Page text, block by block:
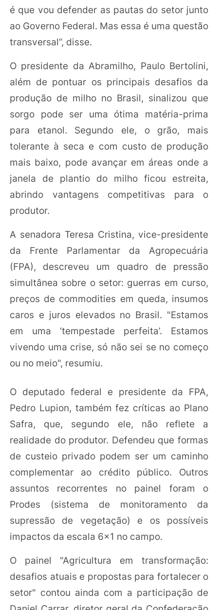
é que vou defender as pautas do setor junto
ao Governo Federal. Mas essa é uma questão
transversal”, disse.
O presidente da Abramilho, Paulo Bertolini,
além de pontuar os principais desafios da
produção de milho no Brasil, sinalizou que
sorgo pode ser uma ótima matéria-prima
para etanol. Segundo ele, o grão, mais
tolerante à seca e com custo de produção
mais baixo, pode avançar em áreas onde a
janela de plantio do milho ficou estreita,
abrindo vantagens competitivas para o
produtor.
A senadora Teresa Cristina, vice-presidente
da Frente Parlamentar da Agropecuária
(FPA), descreveu um quadro de pressão
simultânea sobre o setor: guerras em curso,
preços de commodities em queda, insumos
caros e juros elevados no Brasil. "Estamos
em uma ‘tempestade perfeita’. Estamos
vivendo uma crise, só não sei se no começo
ou no meio", resumiu.
O deputado federal e presidente da FPA,
Pedro Lupion, também fez críticas ao Plano
Safra, que, segundo ele, não reflete a
realidade do produtor. Defendeu que formas
de custeio privado podem ser um caminho
complementar ao crédito público. Outros
assuntos recorrentes no painel foram o
Prodes (sistema de monitoramento da
supressão de vegetação) e os possíveis
impactos da escala 6x1 no campo.
O painel "Agricultura em transformação:
desafios atuais e propostas para fortalecer o
setor" contou ainda com a participação de